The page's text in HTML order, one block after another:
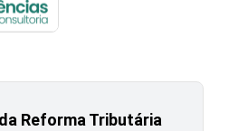
Reforma Tributária